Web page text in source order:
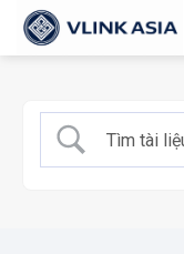
qua
dung